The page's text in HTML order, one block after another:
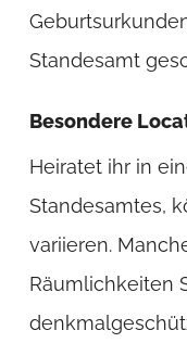
Standesamt
Besondere
Heiratet ihr in
Standesamtes,
variieren.
Räumlichkeiten